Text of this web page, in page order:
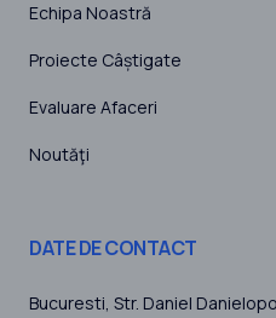
Echipa Noastră
Proiecte Câștigate
Evaluare Afaceri
Noutăţi
DATE DE CONTACT
Bucuresti, Str. Daniel